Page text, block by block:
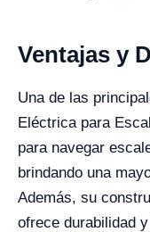
Ventajas y
Una de las
Eléctrica para
para navegar
brindando una
Además, su
ofrece durabilidad